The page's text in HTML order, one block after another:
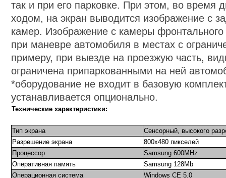
так и при его парковке. При этом, во время
ходом, на экран выводится изображение с
камер. Изображение с камеры
при маневре автомобиля в местах с
примеру, при выезде на проезжую часть,
ограничена припаркованными на ней
*оборудование не входит в базовую
устанавливается опционально.
Технические характеристики:
Тип экрана
Сенсорный, высокого
Разрешение экрана
800х480 пикселей
Процессор
Samsung 600MHz
Оперативная память
Samsung 128Mb
Операционная система
Windows CE 5.0